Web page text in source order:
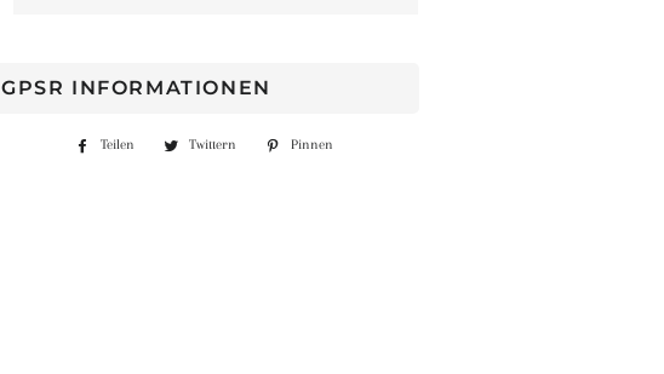
GPSR INFORMATIONEN
Teilen
Auf
Twittern
Auf
Pinnen